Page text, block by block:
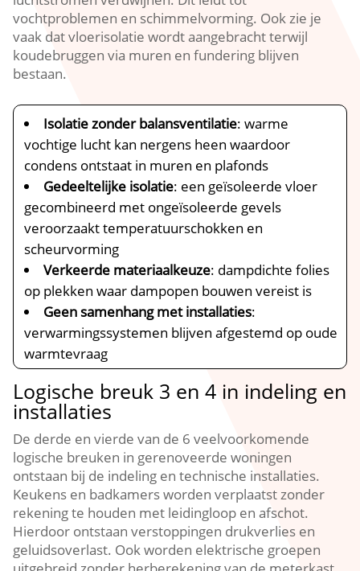
vochtproblemen en schimmelvorming.​ Ook zie je
vaak dat vloerisolatie wordt aangebracht terwijl
koudebruggen via muren en fundering blijven
bestaan.​
Isolatie zonder balansventilatie: warme
vochtige lucht kan nergens heen waardoor
condens ontstaat in muren en plafonds
Gedeeltelijke isolatie: een geïsoleerde vloer
gecombineerd met ongeïsoleerde gevels
veroorzaakt temperatuurschokken en
scheurvorming
Verkeerde materiaalkeuze: dampdichte folies
op plekken waar dampopen bouwen vereist is
Geen samenhang met installaties:
verwarmingssystemen blijven afgestemd op oude
warmtevraag
Logische breuk 3 en 4 in indeling en
installaties
De derde en vierde van de 6 veelvoorkomende
logische breuken in gerenoveerde woningen
ontstaan bij de indeling en technische installaties.​
Keukens en badkamers worden verplaatst zonder
rekening te houden met leidingloop en afschot.​
Hierdoor ontstaan verstoppingen drukverlies en
geluidsoverlast.​ Ook worden elektrische groepen